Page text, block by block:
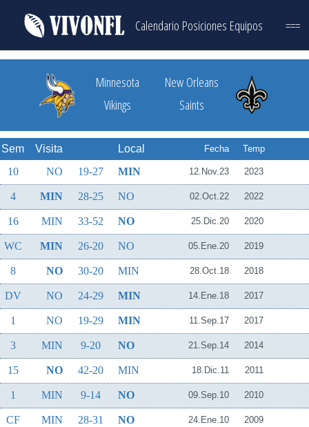
Calendario Posiciones Equipos ===
Minnesota
Vikings
New Orleans
Saints
Sem Visita Local Fecha Temp
10 NO 19-27 MIN 12.Nov.23 2023
4 MIN 28-25 NO 02.Oct.22 2022
16 MIN 33-52 NO 25.Dic.20 2020
WC MIN 26-20 NO 05.Ene.20 2019
8 NO 30-20 MIN 28.Oct.18 2018
DV NO 24-29 MIN 14.Ene.18 2017
1 NO 19-29 MIN 11.Sep.17 2017
3 MIN 9-20 NO 21.Sep.14 2014
15 NO 42-20 MIN 18.Dic.11 2011
1 MIN 9-14 NO 09.Sep.10 2010
CF MIN 28-31 NO 24.Ene.10 2009